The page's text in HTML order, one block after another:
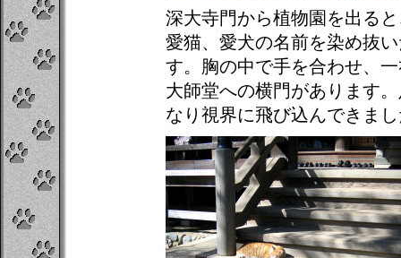
深大寺門から植物園を出る
愛猫、愛犬の名前を染め抜
す。胸の中で手を合わせ、
大師堂への横門があります
なり視界に飛び込んできま